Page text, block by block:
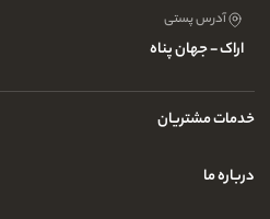
آدرس پستی
اراک - جهان پناه
خدمات مشتریان
حریم خصوصی کاربران
درباره ما